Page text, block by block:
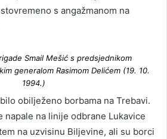
s angažmanom na
Smail Mešić s predsjednikom
generalom Rasimom Delićem (19. 10.
1994.)
obilježeno borbama na Trebavi.
napale na linije odbrane Lukavice
na uzvisinu Biljevine, ali su borci